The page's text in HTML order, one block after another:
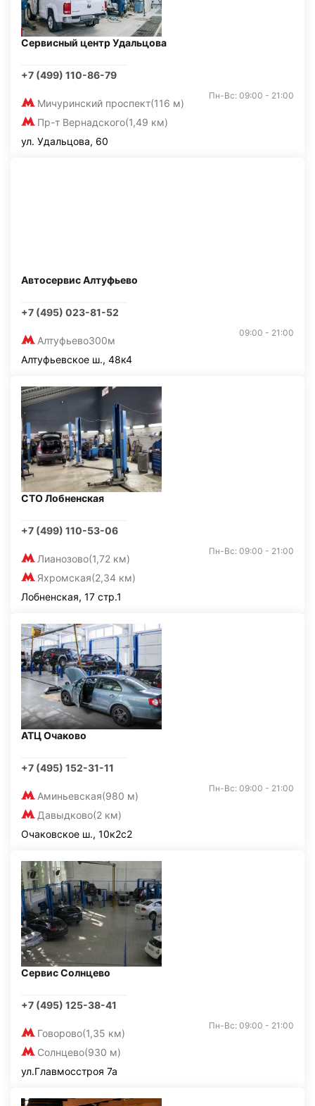
Сервисный центр Удальцова
+7 (499) 110-86-79
Мичуринский проспект(116 м)
Пр-т Вернадского(1,49 км)
Пн-Вс: 09:00 - 21:00
ул. Удальцова, 60
Автосервис Алтуфьево
+7 (495) 023-81-52
Алтуфьево300м
09:00 - 21:00
Алтуфьевское ш., 48к4
СТО Лобненская
+7 (499) 110-53-06
Лианозово(1,72 км)
Яхромская(2,34 км)
Пн-Вс: 09:00 - 21:00
Лобненская, 17 стр.1
АТЦ Очаково
+7 (495) 152-31-11
Аминьевская(980 м)
Давыдково(2 км)
Пн-Вс: 09:00 - 21:00
Очаковское ш., 10к2с2
Сервис Солнцево
+7 (495) 125-38-41
Говорово(1,35 км)
Солнцево(930 м)
Пн-Вс: 09:00 - 21:00
ул.Главмосстроя 7а